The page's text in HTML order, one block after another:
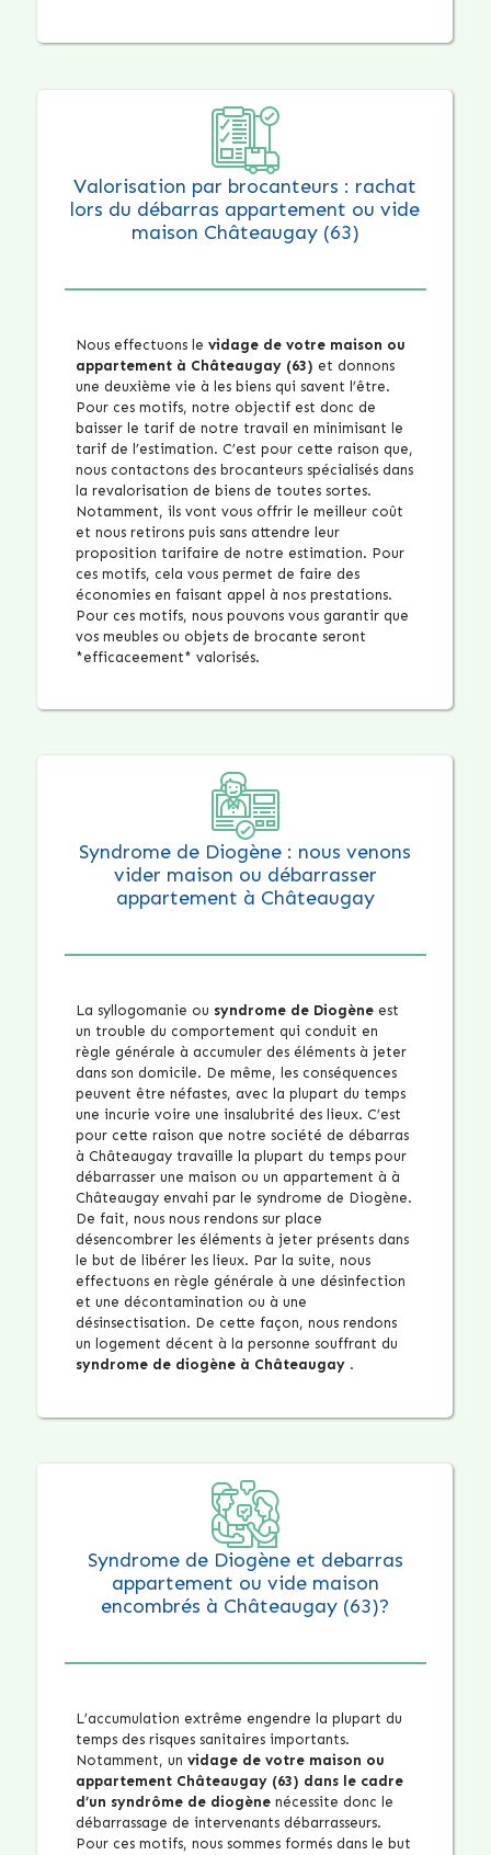
Valorisation par brocanteurs : rachat
lors du débarras appartement ou vide
maison Châteaugay (63)
Nous effectuons le vidage de votre maison ou
appartement à Châteaugay (63) et donnons
une deuxième vie à les biens qui savent l’être.
Pour ces motifs, notre objectif est donc de
baisser le tarif de notre travail en minimisant le
tarif de l’estimation. C’est pour cette raison que,
nous contactons des brocanteurs spécialisés dans
la revalorisation de biens de toutes sortes.
Notamment, ils vont vous offrir le meilleur coût
et nous retirons puis sans attendre leur
proposition tarifaire de notre estimation. Pour
ces motifs, cela vous permet de faire des
économies en faisant appel à nos prestations.
Pour ces motifs, nous pouvons vous garantir que
vos meubles ou objets de brocante seront
*efficaceement* valorisés.
Syndrome de Diogène : nous venons
vider maison ou débarrasser
appartement à Châteaugay
La syllogomanie ou syndrome de Diogèneest
un trouble du comportement qui conduit en
règle générale à accumuler des éléments à jeter
dans son domicile. De même, les conséquences
peuvent être néfastes, avec la plupart du temps
une incurie voire une insalubrité des lieux. C’est
pour cette raison que notre société de débarras
à Châteaugay travaille la plupart du temps pour
débarrasser une maison ou un appartement à à
Châteaugay envahi par le syndrome de Diogène.
De fait, nous nous rendons sur place
désencombrer les éléments à jeter présents dans
le but de libérer les lieux. Par la suite, nous
effectuons en règle générale à une désinfection
et une décontamination ou à une
désinsectisation. De cette façon, nous rendons
un logement décent à la personne souffrant du
syndrome de diogène à Châteaugay .
Syndrome de Diogène et debarras
appartement ou vide maison
encombrés à Châteaugay (63)?
L’accumulation extrême engendre la plupart du
temps des risques sanitaires importants.
Notamment, un vidage de votre maison ou
appartement Châteaugay (63) dans le cadre
d’un syndrôme de diogènenécessite donc le
débarrassage de intervenants débarrasseurs.
Pour ces motifs, nous sommes formés dans le but